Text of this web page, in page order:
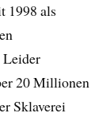
1998 als
Leider
20 Millionen
Sklaverei